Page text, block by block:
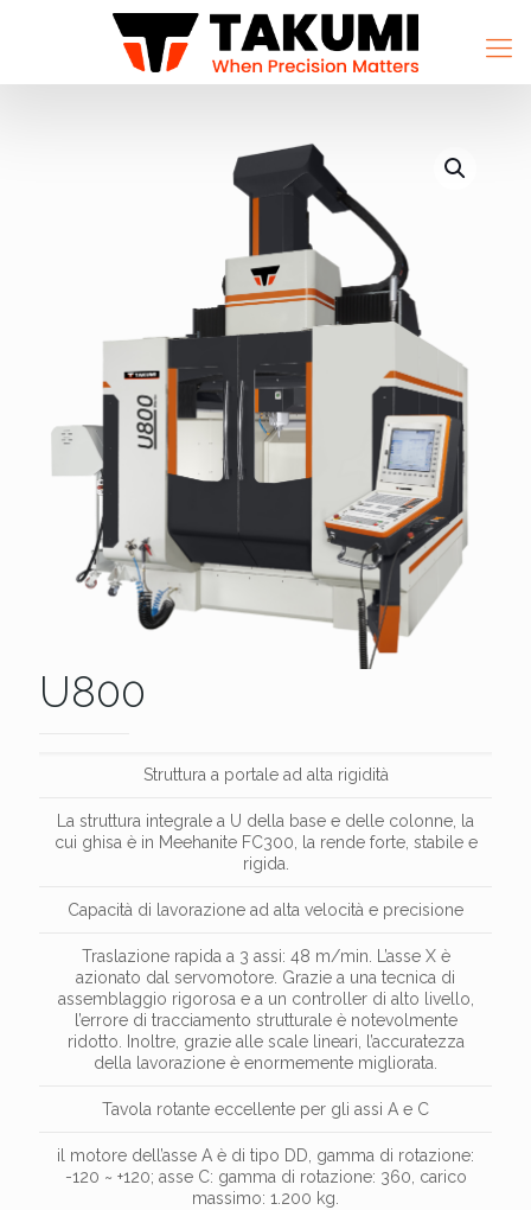
U800
Struttura a portale ad alta rigidità
La struttura integrale a U della base e delle colonne, la
cui ghisa è in Meehanite FC300, la rende forte, stabile e
rigida.
Capacità di lavorazione ad alta velocità e precisione
Traslazione rapida a 3 assi: 48 m/min. L’asse X è
azionato dal servomotore. Grazie a una tecnica di
assemblaggio rigorosa e a un controller di alto livello,
l’errore di tracciamento strutturale è notevolmente
ridotto. Inoltre, grazie alle scale lineari, l’accuratezza
della lavorazione è enormemente migliorata.
Tavola rotante eccellente per gli assi A e C
il motore dell’asse A è di tipo DD, gamma di rotazione:
-120 ~ +120; asse C: gamma di rotazione: 360, carico
massimo: 1.200 kg.